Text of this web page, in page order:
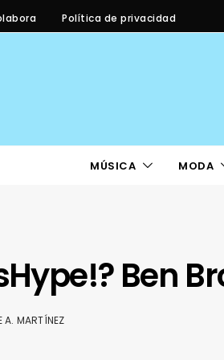
Política de privacidad
MÚSICA MODA
Ben
A. MARTÍNEZ